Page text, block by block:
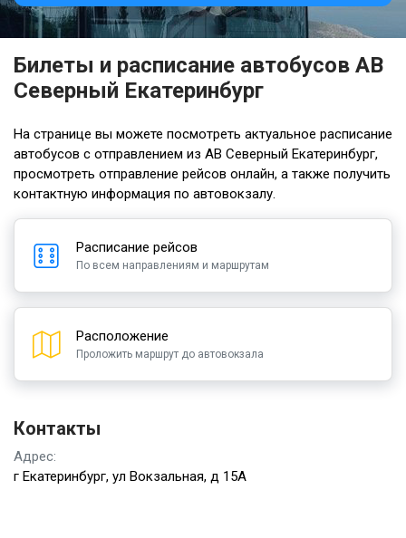
Билеты и расписание автобусов АВ
Северный Екатеринбург
На странице вы можете посмотреть актуальное расписание
автобусов с отправлением из АВ Северный Екатеринбург,
просмотреть отправление рейсов онлайн, а также получить
контактную информация по автовокзалу.
Расписание рейсов
По всем направлениям и маршрутам
Расположение
Проложить маршрут до автовокзала
Контакты
Адрес:
г Екатеринбург, ул Вокзальная, д 15А